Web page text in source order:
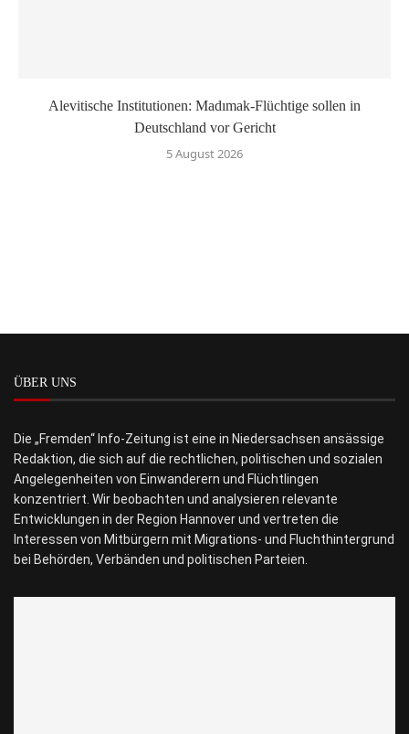
Alevitische Institutionen: Madımak-Flüchtige sollen in
Deutschland vor Gericht
5 August 2026
ÜBER UNS
Die „Fremden“ Info-Zeitung ist eine in Niedersachsen ansässige
Redaktion, die sich auf die rechtlichen, politischen und sozialen
Angelegenheiten von Einwanderern und Flüchtlingen
konzentriert. Wir beobachten und analysieren relevante
Entwicklungen in der Region Hannover und vertreten die
Interessen von Mitbürgern mit Migrations- und Fluchthintergrund
bei Behörden, Verbänden und politischen Parteien.